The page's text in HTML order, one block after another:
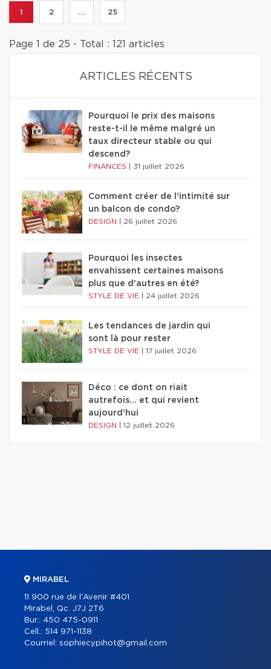
1 2 ... 25
Page 1 de 25 - Total : 121 articles
ARTICLES RÉCENTS
Pourquoi le prix des maisons
reste-t-il le même malgré un
taux directeur stable ou qui
descend?
FINANCES 31 juillet 2026
Comment créer de l'intimité sur
un balcon de condo?
DESIGN 26 juillet 2026
Pourquoi les insectes
envahissent certaines maisons
plus que d'autres en été?
STYLE DE VIE 24 juillet 2026
Les tendances de jardin qui
sont là pour rester
STYLE DE VIE 17 juillet 2026
Déco : ce dont on riait
autrefois... et qui revient
aujourd'hui
DESIGN 12 juillet 2026
MIRABEL
11 900 rue de l'Avenir #401
Mirabel, Qc. J7J 2T6
Bur.: 450 475-0911
Cell.: 514 971-1138
Courriel: sophiecypihot@gmail.com